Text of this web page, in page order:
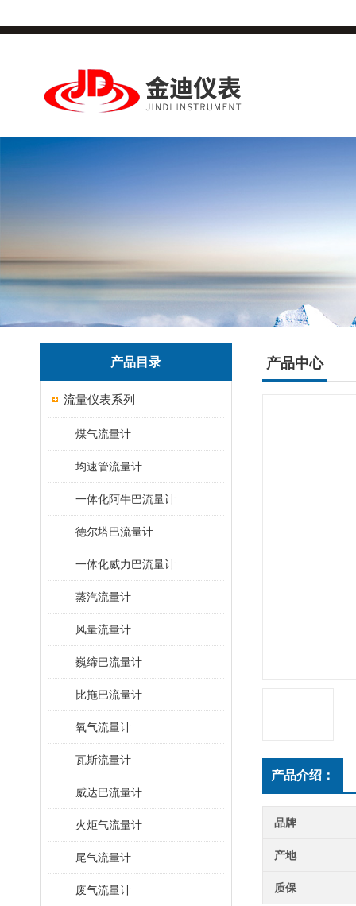
产品目录
流量仪表系列
煤气流量计
均速管流量计
一体化阿牛巴流量计
德尔塔巴流量计
一体化威力巴流量计
蒸汽流量计
风量流量计
巍缔巴流量计
比拖巴流量计
氧气流量计
瓦斯流量计
威达巴流量计
火炬气流量计
尾气流量计
废气流量计
产品中心
产品介绍：
品牌
产地
质保